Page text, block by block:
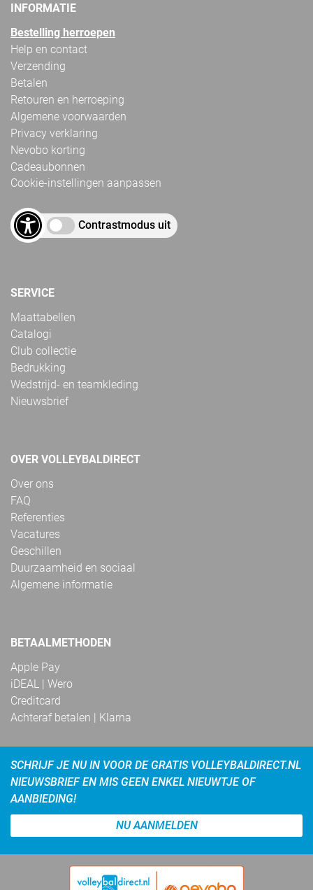
INFORMATIE
Bestelling herroepen
Help en contact
Verzending
Betalen
Retouren en herroeping
Algemene voorwaarden
Privacy verklaring
Nevobo korting
Cadeaubonnen
Cookie-instellingen aanpassen
Contrastmodus uit
SERVICE
Maattabellen
Catalogi
Club collectie
Bedrukking
Wedstrijd- en teamkleding
Nieuwsbrief
OVER VOLLEYBALDIRECT
Over ons
FAQ
Referenties
Vacatures
Geschillen
Duurzaamheid en sociaal
Algemene informatie
BETAALMETHODEN
Apple Pay
iDEAL | Wero
Creditcard
Achteraf betalen | Klarna
SCHRIJF JE NU IN VOOR DE GRATIS VOLLEYBALDIRECT.NL
NIEUWSBRIEF EN MIS GEEN ENKEL NIEUWTJE OF
AANBIEDING!
NU AANMELDEN